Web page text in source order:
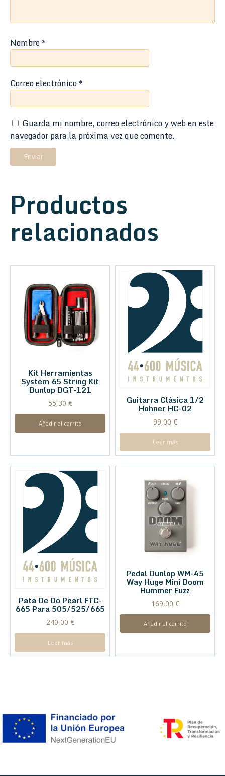
Nombre*
Correo electrónico*
Guarda mi nombre, correo electrónico y web en este
navegador para la próxima vez que comente.
Productos
relacionados
Kit Herramientas
System 65 String Kit
Dunlop DGT-121
55,30 €
Añadir al carrito
Guitarra Clásica 1/2
Hohner HC-02
99,00 €
Leer más
Pata De Do Pearl FTC-
665 Para 505/525/665
240,00 €
Leer más
Pedal Dunlop WM-45
Way Huge Mini Doom
Hummer Fuzz
169,00 €
Añadir al carrito